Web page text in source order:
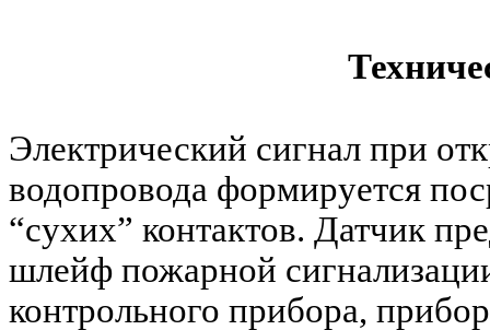
Электрический сигнал при
водопровода формируется
“сухих” контактов. Датчик
шлейф пожарной
контрольного прибора,